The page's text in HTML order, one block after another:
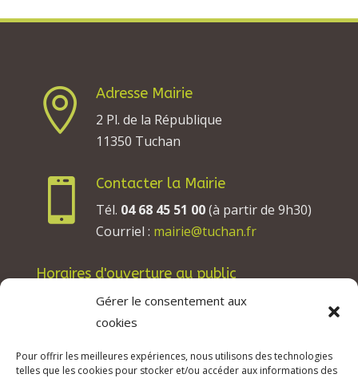
Gérer le consentement aux
cookies
Pour offrir les meilleures expériences, nous utilisons des technologies
telles que les cookies pour stocker et/ou accéder aux informations des

Adresse Mairie
2 Pl. de la République
11350 Tuchan

Contacter la Mairie
Tél. 04 68 45 51 00(à partir de 9h30)
Courriel : mairie@tuchan.fr
Horaires d'ouverture au public
Les lundis, mardis et jeudis : de 8h à 12h et de
13h30 à 17h30.
Les vendredis : de 8h à 12h.